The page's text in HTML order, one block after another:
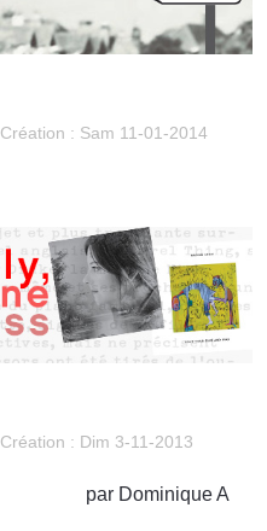
Création : Sam 11-01-2014
Création : Dim 3-11-2013
par Dominique A